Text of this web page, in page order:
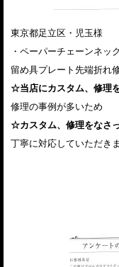
東京都足立区・児玉様
・ペーパーチェーンネッ
留め具プレート先端折れ
☆当店にカスタム、修理
修理の事例が多いため
☆カスタム、修理をなさ
丁寧に対応していただきま